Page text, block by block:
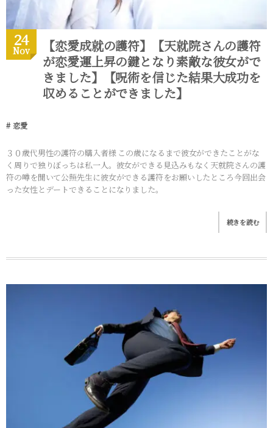
24
Nov
【恋愛成就の護符】【天就院さんの護符
が恋愛運上昇の鍵となり素敵な彼女がで
きました】【呪術を信じた結果大成功を
収めることができました】
恋愛
３０歳代男性の護符の購入者様 この歳になるまで彼女ができたことがな
く周りで独りぼっちは私一人。彼女ができる見込みもなく天就院さんの護
符の噂を聞いて公照先生に彼女ができる護符をお願いしたところ今回出会
った女性とデートできることになりました。
続きを読む